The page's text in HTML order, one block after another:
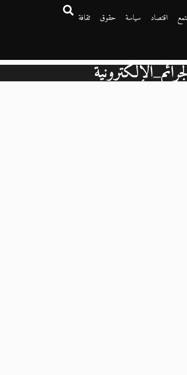
اقتصاد سياسة حقوق
ثقافة